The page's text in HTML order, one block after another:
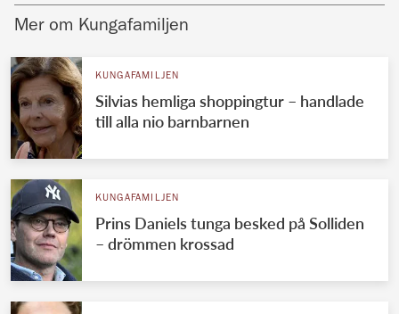
Mer om Kungafamiljen
KUNGAFAMILJEN
Silvias hemliga shoppingtur – handlade
till alla nio barnbarnen
KUNGAFAMILJEN
Prins Daniels tunga besked på Solliden
– drömmen krossad